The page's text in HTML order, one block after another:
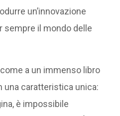
un’innovazione
sempre il mondo delle
a un immenso libro
una caratteristica unica:
è impossibile